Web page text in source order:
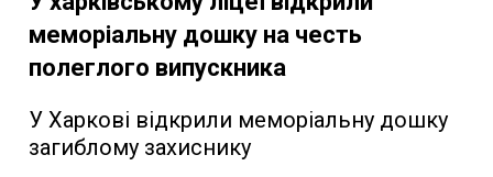
меморіальну дошку на честь
полеглого випускника
У Харкові відкрили меморіальну дошку
загиблому захиснику